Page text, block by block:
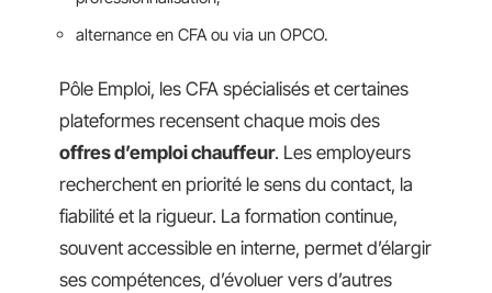
alternance en CFA ou via un OPCO.
Pôle Emploi, les CFA spécialisés et certaines
plateformes recensent chaque mois des
offres d’emploi chauffeur. Les employeurs
recherchent en priorité le sens du contact, la
fiabilité et la rigueur. La formation continue,
souvent accessible en interne, permet d’élargir
ses compétences, d’évoluer vers d’autres